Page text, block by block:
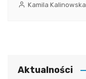
Kamila Kalinowska
Aktualności